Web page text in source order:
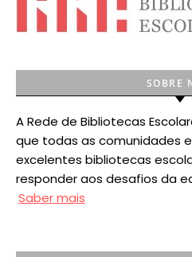
SOBRE
A Rede de Bibliotecas
que todas as comunidades
excelentes bibliotecas
responder aos desafios da
Saber mais